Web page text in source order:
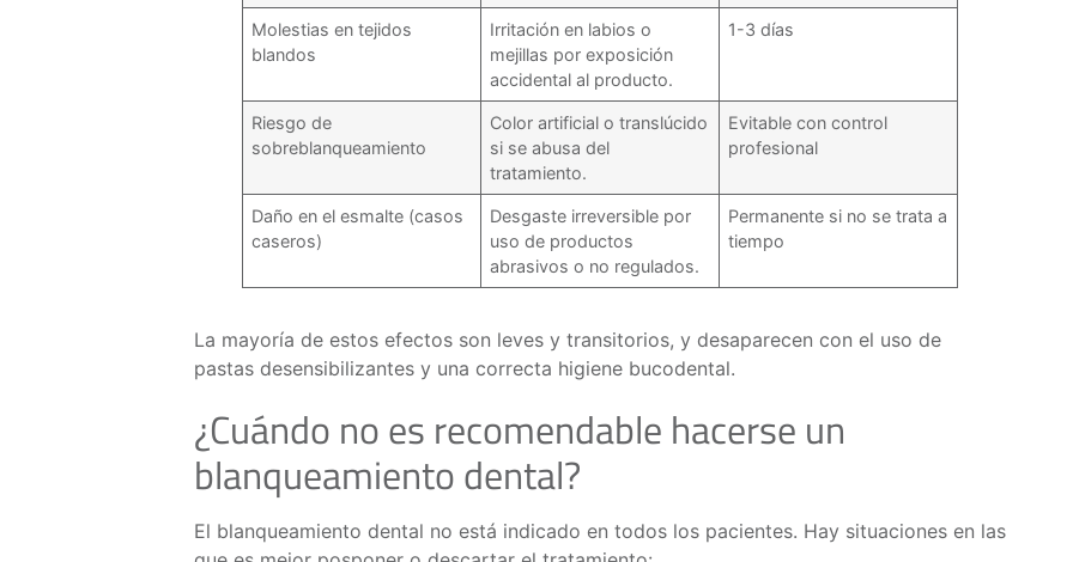
Molestias en tejidos
blandos
Irritación en labios o
mejillas por exposición
accidental al producto.
1-3 días
Riesgo de
sobreblanqueamiento
Color artificial o translúcido
si se abusa del
tratamiento.
Evitable con control
profesional
Daño en el esmalte (casos
caseros)
Desgaste irreversible por
uso de productos
abrasivos o no regulados.
Permanente si no se trata a
tiempo
La mayoría de estos efectos son leves y transitorios, y desaparecen con el uso de
pastas desensibilizantes y una correcta higiene bucodental.
¿Cuándo no es recomendable hacerse un
blanqueamiento dental?
El blanqueamiento dental no está indicado en todos los pacientes. Hay situaciones en las